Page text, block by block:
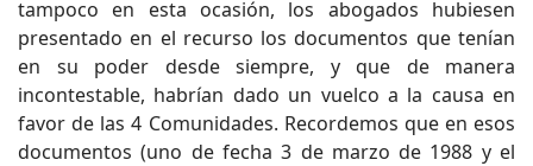
tampoco en esta ocasión, los abogados hubiesen
presentado en el recurso los documentos que tenían
en su poder desde siempre, y que de manera
incontestable, habrían dado un vuelco a la causa en
favor de las 4 Comunidades. Recordemos que en esos
documentos (uno de fecha 3 de marzo de 1988 y el